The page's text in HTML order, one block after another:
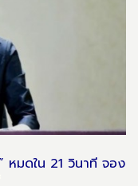
หมดใน 21 วินาที จอง